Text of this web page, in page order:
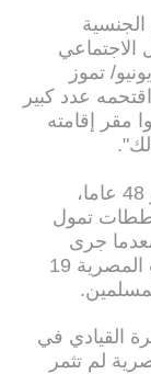
الاجتماعي
تموز
عدد كبير
مقر إقامته
وجرى اتهام رامي شعت، البالغ من العمر 48 عاما،
تمول
جرى
اعتقاله عشرة أيام من مداهمة السلطات المصرية 19
القيادي في
لم تثمر